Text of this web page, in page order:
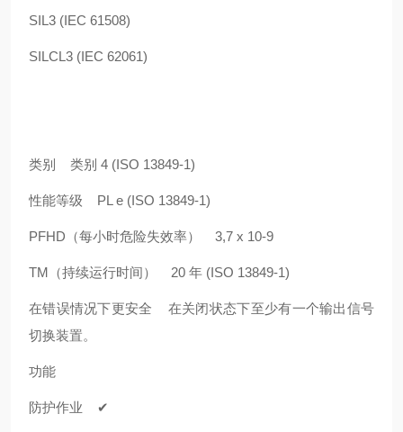
SIL3 (IEC 61508)
SILCL3 (IEC 62061)
类别 类别 4 (ISO 13849-1)
性能等级 PL e (ISO 13849-1)
PFHD（每小时危险失效率） 3,7 x 10-9
TM（持续运行时间） 20 年 (ISO 13849-1)
在错误情况下更安全 在关闭状态下至少有一个输出信号
切换装置。
功能
防护作业 ✔